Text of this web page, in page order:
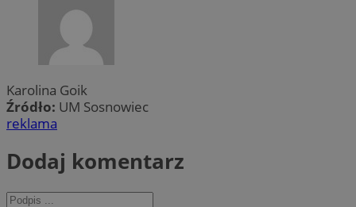
Karolina Goik
Źródło: UM Sosnowiec
reklama
Dodaj komentarz